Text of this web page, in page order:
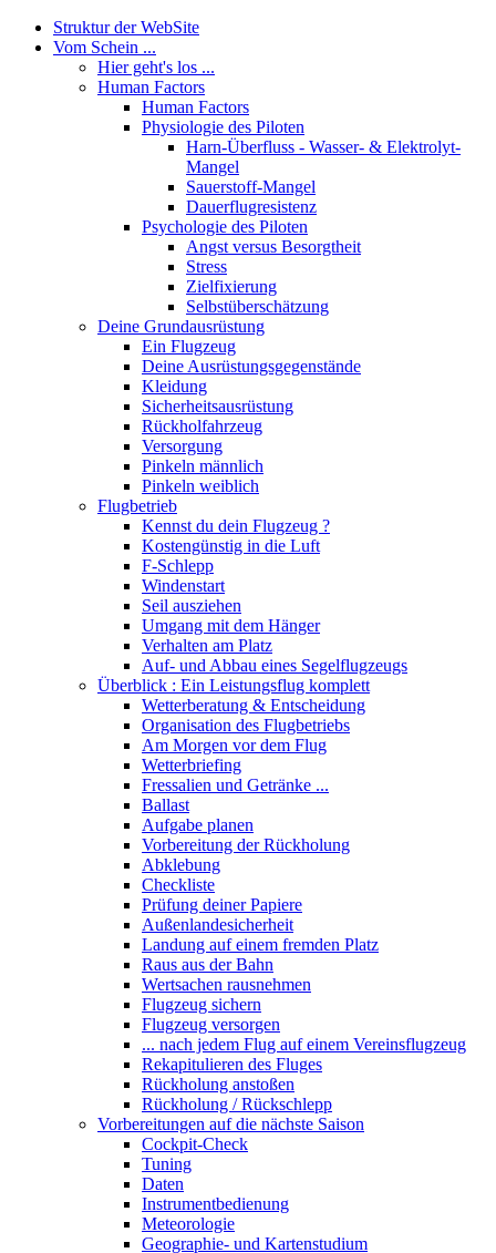
Struktur der WebSite
Vom Schein ...
Hier geht's los ...
Human Factors
Human Factors
Physiologie des Piloten
Harn-Überfluss - Wasser- & Elektrolyt-
Mangel
Sauerstoff-Mangel
Dauerflugresistenz
Psychologie des Piloten
Angst versus Besorgtheit
Stress
Zielfixierung
Selbstüberschätzung
Deine Grundausrüstung
Ein Flugzeug
Deine Ausrüstungsgegenstände
Kleidung
Sicherheitsausrüstung
Rückholfahrzeug
Versorgung
Pinkeln männlich
Pinkeln weiblich
Flugbetrieb
Kennst du dein Flugzeug ?
Kostengünstig in die Luft
F-Schlepp
Windenstart
Seil ausziehen
Umgang mit dem Hänger
Verhalten am Platz
Auf- und Abbau eines Segelflugzeugs
Überblick : Ein Leistungsflug komplett
Wetterberatung & Entscheidung
Organisation des Flugbetriebs
Am Morgen vor dem Flug
Wetterbriefing
Fressalien und Getränke ...
Ballast
Aufgabe planen
Vorbereitung der Rückholung
Abklebung
Checkliste
Prüfung deiner Papiere
Außenlandesicherheit
Landung auf einem fremden Platz
Raus aus der Bahn
Wertsachen rausnehmen
Flugzeug sichern
Flugzeug versorgen
... nach jedem Flug auf einem Vereinsflugzeug
Rekapitulieren des Fluges
Rückholung anstoßen
Rückholung / Rückschlepp
Vorbereitungen auf die nächste Saison
Cockpit-Check
Tuning
Daten
Instrumentbedienung
Meteorologie
Geographie- und Kartenstudium